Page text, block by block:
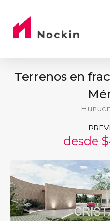
Terrenos en
desde